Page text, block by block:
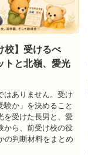
校】受けるべ
トと北嶺、愛光
はありません。受け
験か」を決めること
を受けた長男と、愛
から、前受け校の役
の判断材料をまとめ